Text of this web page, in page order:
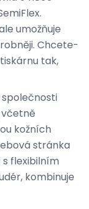
umožňuje
Chcete-
tak,
společnosti
včetně
kožních
stránka
flexibilním
kombinuje